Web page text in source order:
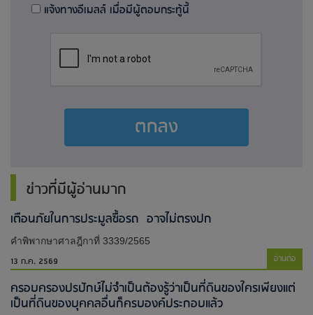
แจ้งทางอีเมลล์ เมื่อมีผู้ตอบกระทู้นี้
ตกลง
ข่าวที่มีผู้อ่านมาก
เตือนภัยในการประมูลซื้อรถ อาจไม่ตรงปก
คำพิพากษาศาลฎีกาที่ 3339/2565
13 ก.ค. 2569 อ่านต่อ
ครอบครองปรปักษ์ไม่จำเป็นต้องรู้ว่าเป็นที่ดินของใครเพียงแต่
เป็นที่ดินของบุคคลอื่นก็ครบองค์ประกอบแล้ว